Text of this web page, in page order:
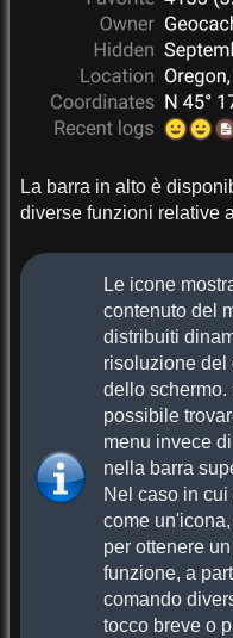
La barra in alto è
diverse funzioni relative
Le icone
contenuto del
distribuiti
risoluzione del
dello schermo.
possibile
menu invece
nella barra
Nel caso in
come
per ottenere
funzione, a
comando
tocco breve o